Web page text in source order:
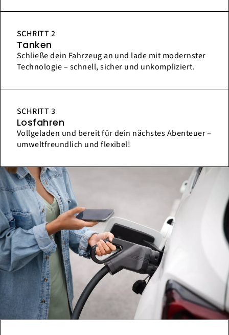
SCHRITT 2
Tanken
Schließe dein Fahrzeug an und lade mit modernster
Technologie – schnell, sicher und unkompliziert.
SCHRITT 3
Losfahren
Vollgeladen und bereit für dein nächstes Abenteuer –
umweltfreundlich und flexibel!